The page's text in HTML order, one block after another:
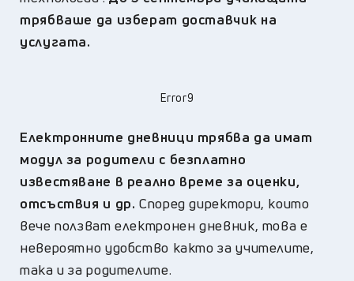
трябваше да изберат доставчик на
услугата.
Error9
Електронните дневници трябва да имат
модул за родители с безплатно
известяване в реално време за оценки,
отсъствия и др. Според директори, които
вече ползват електронен дневник, това е
невероятно удобство както за учителите,
така и за родителите.